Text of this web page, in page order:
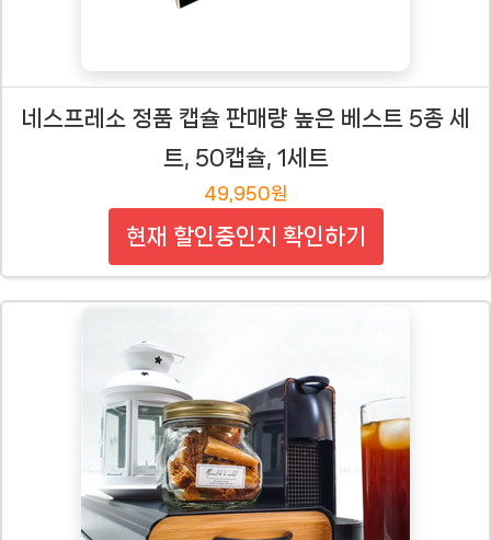
네스프레소 정품 캡슐 판매량 높은 베스트 5종 세
트, 50캡슐, 1세트
49,950원
현재 할인중인지 확인하기